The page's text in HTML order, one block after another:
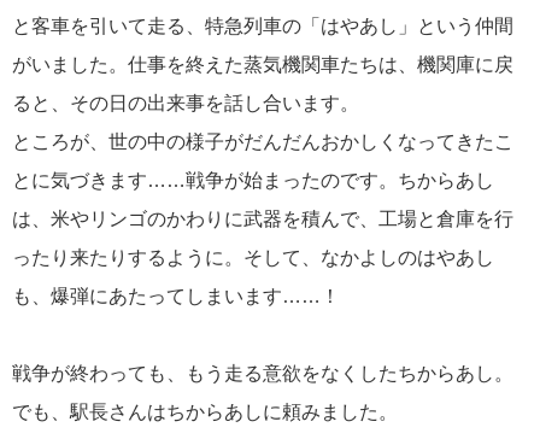
と客車を引いて走る、特急列車の「はやあし」という仲間
がいました。仕事を終えた蒸気機関車たちは、機関庫に戻
ると、その日の出来事を話し合います。
ところが、世の中の様子がだんだんおかしくなってきたこ
とに気づきます……戦争が始まったのです。ちからあし
は、米やリンゴのかわりに武器を積んで、工場と倉庫を行
ったり来たりするように。そして、なかよしのはやあし
も、爆弾にあたってしまいます……！
戦争が終わっても、もう走る意欲をなくしたちからあし。
でも、駅長さんはちからあしに頼みました。